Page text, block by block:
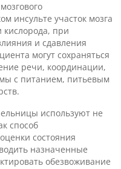
инсульте участок мозга
кислорода, при
и сдавления
могут сохраняться
речи, координации,
с питанием, питьевым
используют не
способ
состояния
назначенные
обезвоживание